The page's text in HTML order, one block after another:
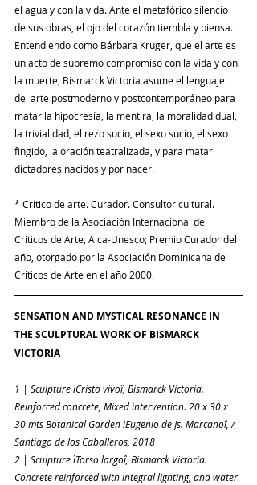
el agua y con la vida. Ante el metafórico silencio
de sus obras, el ojo del corazón tiembla y piensa.
Entendiendo como Bárbara Kruger, que el arte es
un acto de supremo compromiso con la vida y con
la muerte, Bismarck Victoria asume el lenguaje
del arte postmoderno y postcontemporáneo para
matar la hipocresía, la mentira, la moralidad dual,
la trivialidad, el rezo sucio, el sexo sucio, el sexo
fingido, la oración teatralizada, y para matar
dictadores nacidos y por nacer.
* Crítico de arte. Curador. Consultor cultural.
Miembro de la Asociación Internacional de
Críticos de Arte, Aica-Unesco; Premio Curador del
año, otorgado por la Asociación Dominicana de
Críticos de Arte en el año 2000.
SENSATION AND MYSTICAL RESONANCE IN
THE SCULPTURAL WORK OF BISMARCK
VICTORIA
1 | Sculpture ìCristo vivoî, Bismarck Victoria.
Reinforced concrete, Mixed intervention. 20 x 30 x
30 mts Botanical Garden ìEugenio de Js. Marcanoî, /
Santiago de los Caballeros, 2018
2 | Sculpture ìTorso largoî, Bismarck Victoria.
Concrete reinforced with integral lighting, and water